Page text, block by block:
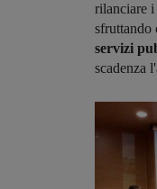
rilanciare i
sfruttando
servizi
scadenza